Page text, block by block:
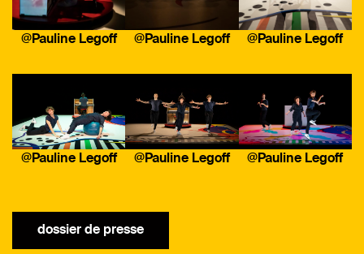
@Pauline Legoff @Pauline Legoff @Pauline Legoff
@Pauline Legoff @Pauline Legoff @Pauline Legoff
dossier de presse